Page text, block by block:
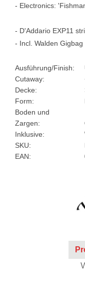
- Electronics:
- D'Addario EXP11
- Incl. Walden Gigbag
Ausführung/Finish:
Cutaway:
Decke:
Form:
Boden und
Zargen:
Inklusive:
SKU:
EAN: